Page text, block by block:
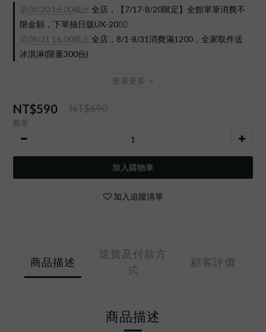
至08/20 16:00截止
全店，【7/17-8/20限定】全館單筆消費不
限金額，下單抽日版UX-20❤️‍🔥
至08/31 16:00截止
全店，8/1-8/31消費滿1200，全家取件送
冰淇淋(限量300份)
查看更多
NT$590 NT$690
數量
加入購物車
加入追蹤清單
商品描述
送貨及付款方
式
顧客評價
商品描述